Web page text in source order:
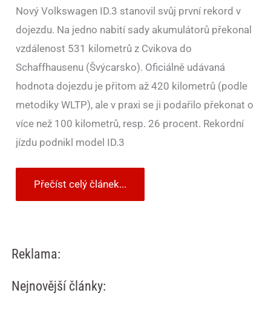
Nový Volkswagen ID.3 stanovil svůj první rekord v
dojezdu. Na jedno nabití sady akumulátorů překonal
vzdálenost 531 kilometrů z Cvikova do
Schaffhausenu (Švýcarsko). Oficiálně udávaná
hodnota dojezdu je přitom až 420 kilometrů (podle
metodiky WLTP), ale v praxi se ji podařilo překonat o
více než 100 kilometrů, resp. 26 procent. Rekordní
jízdu podnikl model ID.3
Přečíst celý článek...
Reklama:
Nejnovější články: